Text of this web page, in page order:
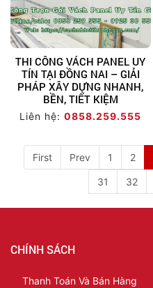
THI CÔNG VÁCH PANEL UY
TÍN TẠI ĐỒNG NAI – GIẢI
PHÁP XÂY DỰNG NHANH,
BỀN, TIẾT KIỆM
Liên hệ:0858.259.555
First Prev 1 2
31 32
CHÍNH SÁCH
Thanh Toán Và Bán Hàng